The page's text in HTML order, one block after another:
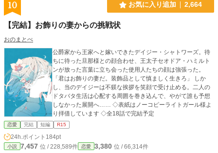
10 お気に入り追加 2,664
【完結】お飾りの妻からの挑戦状
おのまとぺ
公爵家から王家へと嫁いできたデイジー・シャトワーズ。待
ちに待った旦那様との顔合わせ、王太子セオドア・ハミルト
ンが放った言葉に立ち会った使用人たちの顔は強張った。
「君はお飾りの妻だ。装飾品として慎ましく生きろ」 しか
し、当のデイジーは不躾な挨拶を笑顔で受け止める。二人の
ドタバタ生活は心配する周囲を巻き込んで、やがて誰も予想
しなかった展開へ…… ◇表紙はノーコピーライトガール様よ
り拝借しています ◇全18話で完結予定
恋愛 完結 短編 R15
24h.ポイント 184pt
小説 7,457 位 / 228,589件 恋愛 3,380 位 / 66,314件